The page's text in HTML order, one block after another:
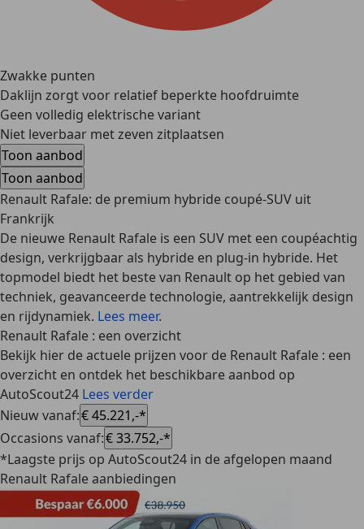
Zwakke punten
Daklijn zorgt voor relatief beperkte hoofdruimte
Geen volledig elektrische variant
Niet leverbaar met zeven zitplaatsen
Toon aanbod
Toon aanbod
Renault Rafale: de premium hybride coupé-SUV uit
Frankrijk
De nieuwe Renault Rafale is een SUV met een coupéachtig
design, verkrijgbaar als hybride en plug-in hybride. Het
topmodel biedt het beste van Renault op het gebied van
techniek, geavanceerde technologie, aantrekkelijk design
en rijdynamiek. Lees meer.
Renault Rafale : een overzicht
Bekijk hier de actuele prijzen voor de Renault Rafale : een
overzicht en ontdek het beschikbare aanbod op
AutoScout24 Lees verder
Nieuw vanaf:€ 45.221,-*
Occasions vanaf:€ 33.752,-*
*Laagste prijs op AutoScout24 in de afgelopen maand
Renault Rafale aanbiedingen